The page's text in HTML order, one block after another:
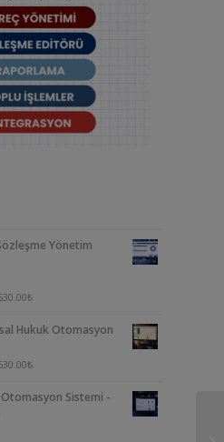
Yönetim
₺
Hukuk Otomasyon
₺
Sistemi -